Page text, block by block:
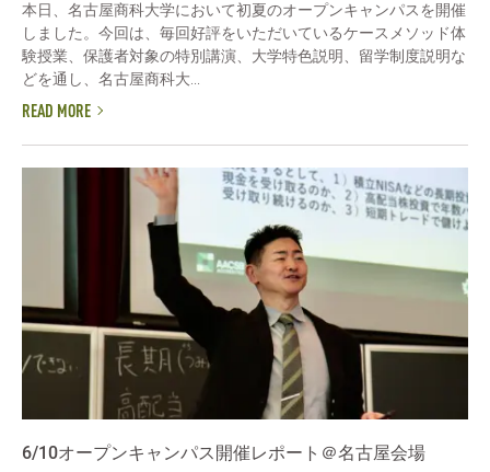
本日、名古屋商科大学において初夏のオープンキャンパスを開催
しました。今回は、毎回好評をいただいているケースメソッド体
験授業、保護者対象の特別講演、大学特色説明、留学制度説明な
どを通し、名古屋商科大...
READ MORE
6/10オープンキャンパス開催レポート＠名古屋会場